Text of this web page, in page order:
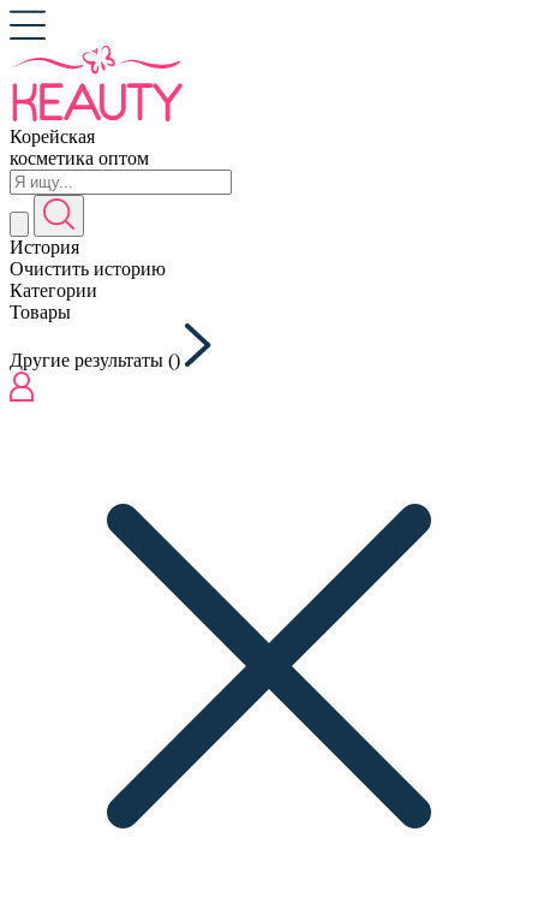
Корейская
косметика оптом
История
Очистить историю
Категории
Товары
Другие результаты ()